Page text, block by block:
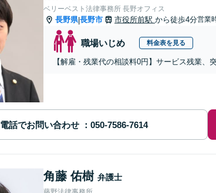
ベリーベスト法律事務所 長野オフィス
長野県|長野市 市役所前駅 から徒歩4分営業
職場いじめ 料金表を見る
【解雇・残業代の相談料0円】サービス残業、
電話でお問い合わせ
角藤 佑樹 弁護士